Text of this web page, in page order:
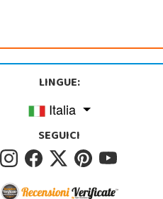
LINGUE:
Italia
SEGUICI